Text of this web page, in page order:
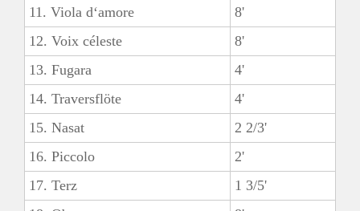
11. Viola d‘amore
8'
12. Voix céleste
8'
13. Fugara
4'
14. Traversflöte
4'
15. Nasat
2 2/3'
16. Piccolo
2'
17. Terz
1 3/5'